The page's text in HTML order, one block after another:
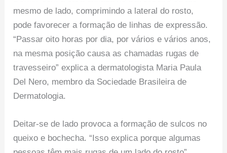
mesmo de lado, comprimindo a lateral do rosto,
pode favorecer a formação de linhas de expressão.
“Passar oito horas por dia, por vários e vários anos,
na mesma posição causa as chamadas rugas de
travesseiro” explica a dermatologista Maria Paula
Del Nero, membro da Sociedade Brasileira de
Dermatologia.
Deitar-se de lado provoca a formação de sulcos no
queixo e bochecha. “Isso explica porque algumas